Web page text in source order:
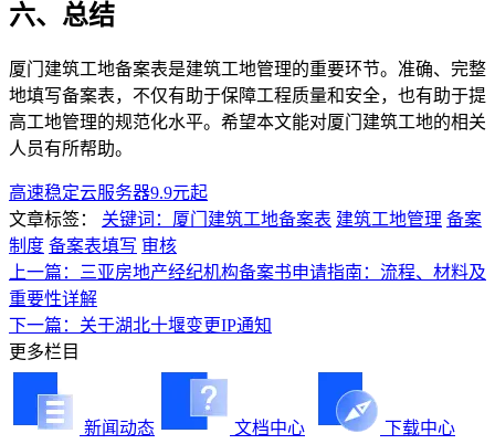
六、总结
厦门建筑工地备案表是建筑工地管理的重要环节。准确、完整
地填写备案表，不仅有助于保障工程质量和安全，也有助于提
高工地管理的规范化水平。希望本文能对厦门建筑工地的相关
人员有所帮助。
高速稳定云服务器9.9元起
文章标签：
关键词：厦门建筑工地备案表 建筑工地管理 备案
制度 备案表填写 审核
上一篇：三亚房地产经纪机构备案书申请指南：流程、材料及
重要性详解
下一篇：关于湖北十堰变更IP通知
更多栏目
新闻动态 文档中心
下载中心